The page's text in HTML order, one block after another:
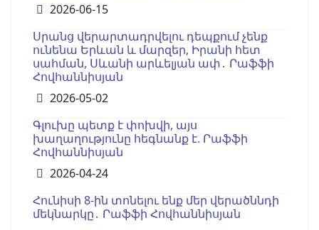
Details
2026-06-15
Սրանց վերարտադրվելու դեպքում չենք
ունենա Երևան և մարզեր, Իրանի հետ
սահման, Սևանի արևելյան ափ․ Րաֆֆի
Հովհաննիսյան
Details
2026-05-02
Գլուխը պետք է փոխվի, այս
խաղաղությունը հեգնանք է. Րաֆֆի
Հովհաննիսյան
Details
2026-04-24
Հունիսի 8-ին տոնելու ենք մեր վերածննդի
մեկնարկը․ Րաֆֆի Հովհաննիսյան